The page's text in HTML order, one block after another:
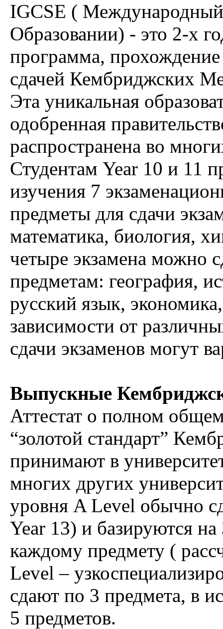
IGCSE (
Образовании) - это 2-х
программа,
сдачей Кембриджских
Эта уникальная
одобренная
распространена во
Студентам Year 10 и 11
изучения 7
предметы для сдачи
математика, биология,
четыре экзамена можно
предметам: география,
русский язык,
зависимости от
сдачи экзаменов могут
Выпускные
Аттестат о полном
“золотой стандарт”
принимают в
многих других
уровня A Level обычно
Year 13) и базируются
каждому предмету (
Level –
сдают по 3 предмета, в
5 предметов.